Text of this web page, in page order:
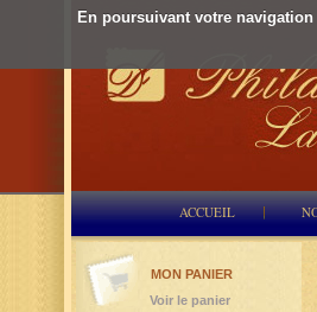
En poursuivant votre
ACCUEIL
MON PANIER
Voir le panier